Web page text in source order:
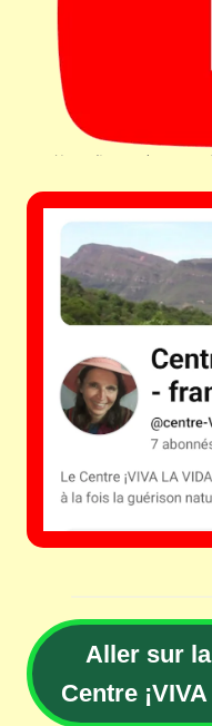
Aller sur
Centre